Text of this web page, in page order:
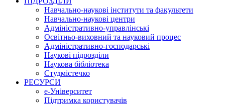
Навчально-наукові інститути та факультети
Навчально-наукові центри
Адміністративно-управлінські
Освітньо-виховний та науковий процес
Адміністративно-господарські
Наукові підрозділи
Наукова бібліотека
Студмістечко
РЕСУРСИ
е-Університет
Підтримка користувачів